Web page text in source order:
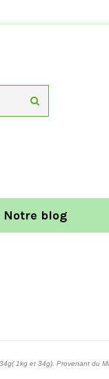
Notre blog
1kg et 34g). Provenant du